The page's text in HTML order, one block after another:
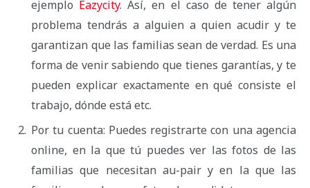
ejemplo Eazycity. Así, en el caso de tener algún
problema tendrás a alguien a quien acudir y te
garantizan que las familias sean de verdad. Es una
forma de venir sabiendo que tienes garantías, y te
pueden explicar exactamente en qué consiste el
trabajo, dónde está etc.
Por tu cuenta: Puedes registrarte con una agencia
online, en la que tú puedes ver las fotos de las
familias que necesitan au-pair y en la que las